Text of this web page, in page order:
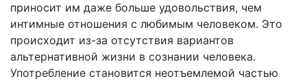
приносит им даже больше удовольствия, чем
интимные отношения с любимым человеком. Это
происходит из-за отсутствия вариантов
альтернативной жизни в сознании человека.
Употребление становится неотъемлемой частью